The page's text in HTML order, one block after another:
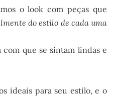
o look com peças que
do estilo de cada uma
com que se sintam lindas e
ideais para seu estilo, e o